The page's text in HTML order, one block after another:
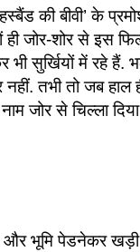
की बीवी’ के
जोर-शोर से इस
सुर्खियों में रहे हैं.
तभी तो जब हाल
जोर से चिल्ला
भूमि पेडनेकर खड़ी